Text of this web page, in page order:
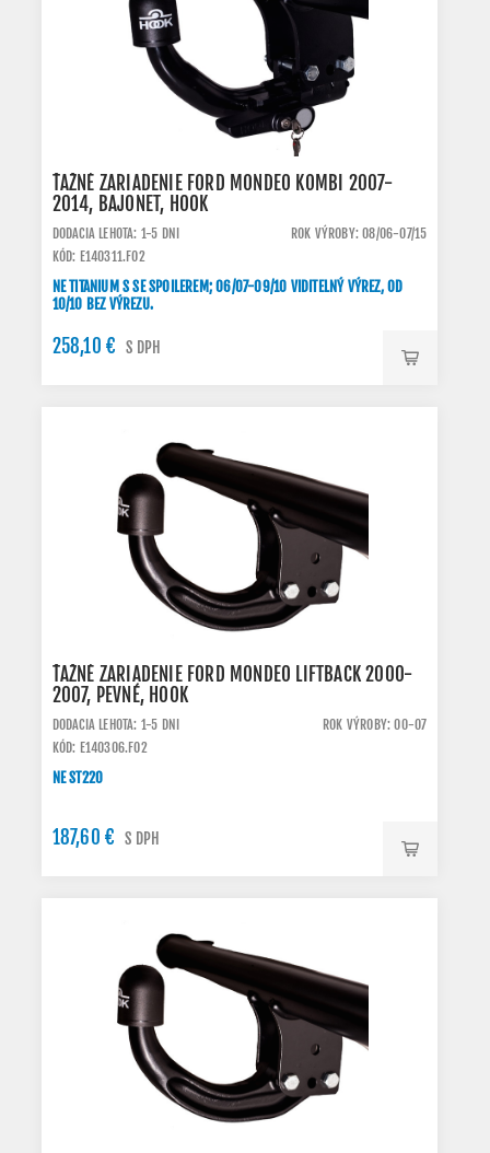
ŤAŽNÉ ZARIADENIE FORD MONDEO KOMBI 2007-
2014, BAJONET, HOOK
DODACIA LEHOTA: 1-5 DNI
ROK VÝROBY: 08/06-07/15
KÓD: E140311.FO2
NE TITANIUM S SE SPOILEREM; 06/07-09/10 VIDITELNÝ VÝREZ, OD
10/10 BEZ VÝREZU.
258,10 € S DPH
ŤAŽNÉ ZARIADENIE FORD MONDEO LIFTBACK 2000-
2007, PEVNÉ, HOOK
DODACIA LEHOTA: 1-5 DNI
ROK VÝROBY: 00-07
KÓD: E140306.FO2
NE ST220
187,60 € S DPH